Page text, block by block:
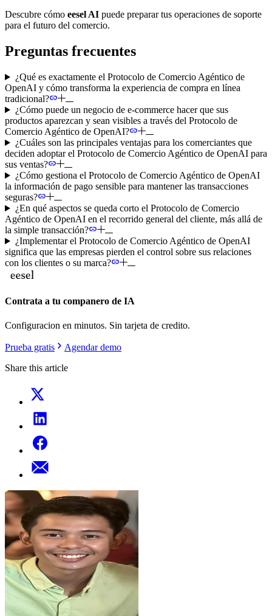
Descubre cómo eesel AI puede preparar tus operaciones de soporte
para el futuro del comercio.
Preguntas frecuentes
¿Qué es exactamente el Protocolo de Comercio Agéntico de
OpenAI y cómo transforma la experiencia de compra en línea
tradicional?
¿Cómo puede un negocio de e-commerce hacer que sus
productos aparezcan y sean visibles a través del Protocolo de
Comercio Agéntico de OpenAI?
¿Cuáles son las principales ventajas para los comerciantes que
deciden adoptar el Protocolo de Comercio Agéntico de OpenAI para
sus ventas?
¿Cómo gestiona el Protocolo de Comercio Agéntico de OpenAI
la información de pago sensible para mantener las transacciones
seguras?
¿En qué aspectos se queda corto el Protocolo de Comercio
Agéntico de OpenAI en el recorrido general del cliente, más allá de
la simple transacción?
¿Implementar el Protocolo de Comercio Agéntico de OpenAI
significa que las empresas pierden el control sobre sus relaciones
con los clientes o su marca?
Contrata a tu companero de IA
Configuracion en minutos. Sin tarjeta de credito.
Prueba gratis
Agendar demo
Share this article